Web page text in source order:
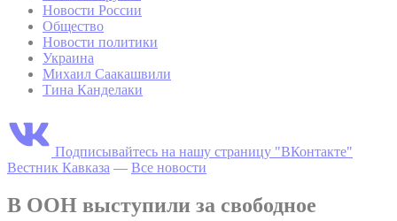
Новости России
Общество
Новости политики
Украина
Михаил Саакашвили
Тина Канделаки
Подписывайтесь на нашу страницу "ВКонтакте"
Вестник Кавказа — Все новости
В ООН выступили за свободное